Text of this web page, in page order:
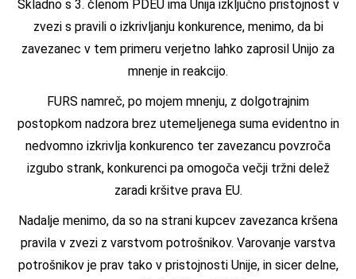
Skladno s 3. členom PDEU ima Unija izključno pristojnost v
zvezi s pravili o izkrivljanju konkurence, menimo, da bi
zavezanec v tem primeru verjetno lahko zaprosil Unijo za
mnenje in reakcijo.
FURS namreč, po mojem mnenju, z dolgotrajnim
postopkom nadzora brez utemeljenega suma evidentno in
nedvomno izkrivlja konkurenco ter zavezancu povzroča
izgubo strank, konkurenci pa omogoča večji tržni delež
zaradi kršitve prava EU.
Nadalje menimo, da so na strani kupcev zavezanca kršena
pravila v zvezi z varstvom potrošnikov. Varovanje varstva
potrošnikov je prav tako v pristojnosti Unije, in sicer delne,